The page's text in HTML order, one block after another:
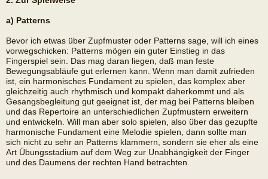
a) Patterns
Bevor ich etwas über Zupfmuster oder Patterns sage, will ich eines
vorwegschicken: Patterns mögen ein guter Einstieg in das
Fingerspiel sein. Das mag daran liegen, daß man feste
Bewegungsabläufe gut erlernen kann. Wenn man damit zufrieden
ist, ein harmonisches Fundament zu spielen, das komplex aber
gleichzeitig auch rhythmisch und kompakt daherkommt und als
Gesangsbegleitung gut geeignet ist, der mag bei Patterns bleiben
und das Repertoire an unterschiedlichen Zupfmustern erweitern
und entwickeln. Will man aber solo spielen, also über das gezupfte
harmonische Fundament eine Melodie spielen, dann sollte man
sich nicht zu sehr an Patterns klammern, sondern sie eher als eine
Art Übungsstadium auf dem Weg zur Unabhängigkeit der Finger
und des Daumens der rechten Hand betrachten.